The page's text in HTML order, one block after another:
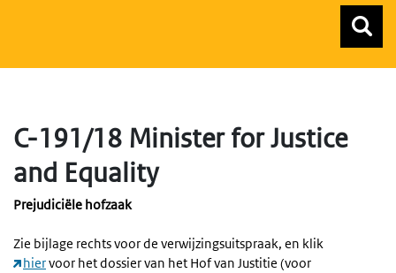
C-191/18 Minister for Justice
and Equality
Prejudiciële hofzaak
Zie bijlage rechts voor de verwijzingsuitspraak, en klik
hiervoor het dossier van het Hof van Justitie (voor